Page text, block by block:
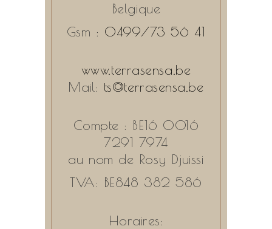
Belgique
Gsm : 0499/73 56 41
www.terrasensa.be
Mail: ts@terrasensa.be
Compte : BE16 0016
7291 7974
au nom de Rosy Djuissi
TVA: BE848 382 586
Horaires: